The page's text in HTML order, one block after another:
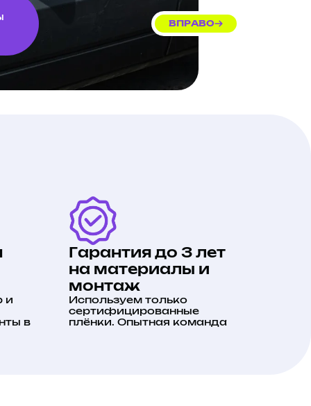
ВПРАВО
и
в
Гарантия до 3 лет
на материалы и
монтаж
Используем только
сертифицированные
плёнки. Опытная команда